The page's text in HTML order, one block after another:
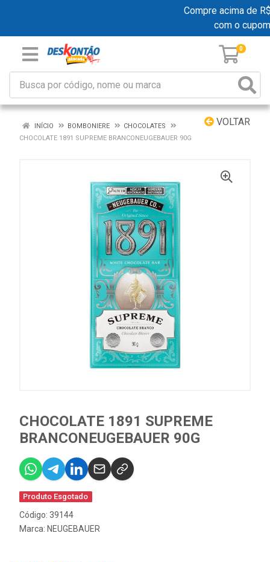
Compre acima de
com o cupom
0
VOLTAR
INÍCIO BOMBONIERE
CHOCOLATES
CHOCOLATE 1891 SUPREME BRANCONEUGEBAUER 90G
CHOCOLATE 1891 SUPREME
BRANCONEUGEBAUER 90G
Produto Esgotado
Código: 39144
Marca: NEUGEBAUER